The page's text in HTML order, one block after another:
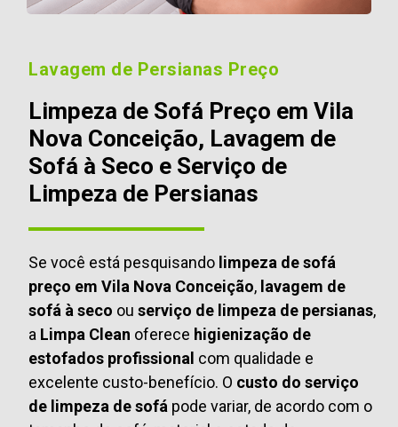
Lavagem de Persianas Preço
Limpeza de Sofá Preço em Vila
Nova Conceição, Lavagem de
Sofá à Seco e Serviço de
Limpeza de Persianas
Se você está pesquisando limpeza de sofá
preço em Vila Nova Conceição, lavagem de
sofá à seco ou serviço de limpeza de persianas,
a Limpa Clean oferece higienização de
estofados profissional com qualidade e
excelente custo-benefício. O custo do serviço
de limpeza de sofá pode variar, de acordo com o